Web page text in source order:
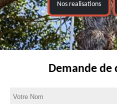
Nos realisations
Demande de